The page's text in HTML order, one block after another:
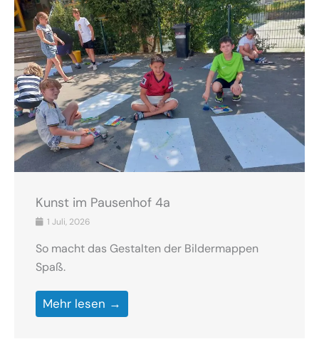
Kunst im Pausenhof 4a
1 Juli, 2026
So macht das Gestalten der Bildermappen
Spaß.
Mehr lesen →